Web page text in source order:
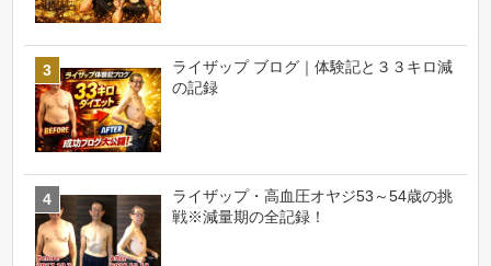
ライザップ ブログ｜体験記と３３キロ減
の記録
ライザップ・高血圧オヤジ53～54歳の挑
戦※減量期の全記録！